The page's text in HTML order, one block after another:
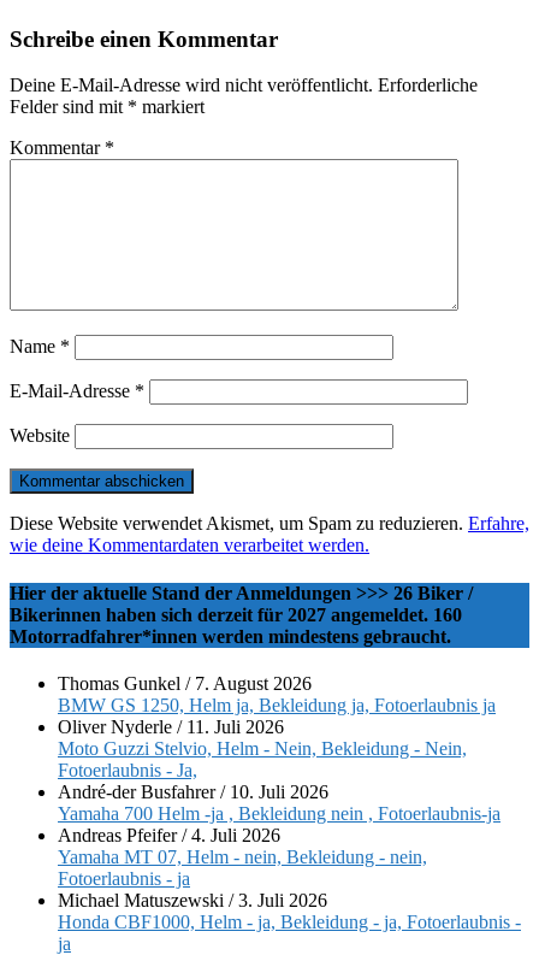
Schreibe einen Kommentar
Deine E-Mail-Adresse wird nicht veröffentlicht. Erforderliche
Felder sind mit * markiert
Kommentar *
Name *
E-Mail-Adresse *
Website
Diese Website verwendet Akismet, um Spam zu reduzieren. Erfahre,
wie deine Kommentardaten verarbeitet werden.
Hier der aktuelle Stand der Anmeldungen >>> 26 Biker /
Bikerinnen haben sich derzeit für 2027 angemeldet. 160
Motorradfahrer*innen werden mindestens gebraucht.
Thomas Gunkel / 7. August 2026
BMW GS 1250, Helm ja, Bekleidung ja, Fotoerlaubnis ja
Oliver Nyderle / 11. Juli 2026
Moto Guzzi Stelvio, Helm - Nein, Bekleidung - Nein,
Fotoerlaubnis - Ja,
André-der Busfahrer/ 10. Juli 2026
Yamaha 700 Helm -ja , Bekleidung nein , Fotoerlaubnis-ja
Andreas Pfeifer/4. Juli 2026
Yamaha MT 07, Helm - nein, Bekleidung - nein,
Fotoerlaubnis - ja
Michael Matuszewski /3. Juli 2026
Honda CBF1000, Helm - ja, Bekleidung - ja, Fotoerlaubnis -
ja